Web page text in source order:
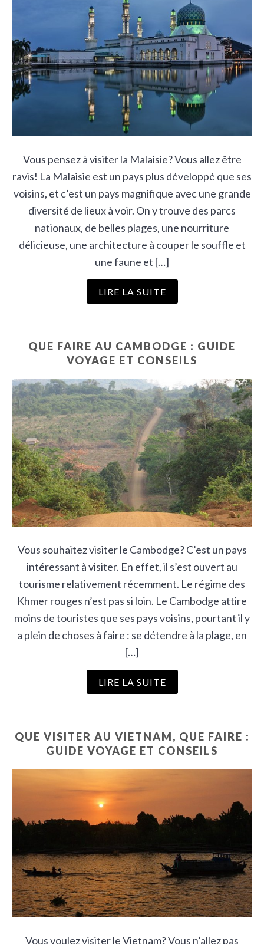
Vous pensez à visiter la Malaisie? Vous allez être
ravis! La Malaisie est un pays plus développé que ses
voisins, et c’est un pays magnifique avec une grande
diversité de lieux à voir. On y trouve des parcs
nationaux, de belles plages, une nourriture
délicieuse, une architecture à couper le souffle et
une faune et […]
LIRE LA SUITE
QUE FAIRE AU CAMBODGE : GUIDE
VOYAGE ET CONSEILS
Vous souhaitez visiter le Cambodge? C’est un pays
intéressant à visiter. En effet, il s’est ouvert au
tourisme relativement récemment. Le régime des
Khmer rouges n’est pas si loin. Le Cambodge attire
moins de touristes que ses pays voisins, pourtant il y
a plein de choses à faire : se détendre à la plage, en
[…]
LIRE LA SUITE
QUE VISITER AU VIETNAM, QUE FAIRE :
GUIDE VOYAGE ET CONSEILS
Vous voulez visiter le Vietnam? Vous n’allez pas